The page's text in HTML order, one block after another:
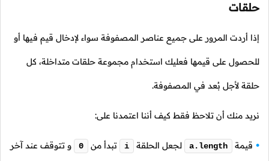
حلقات
إذا أردت المرور على جميع عناصر المصفوفة سواء لإدخال قيم فيها أو
للحصول على قيمها فعليك استخدام مجموعة حلقات متداخلة، كل
حلقة لأجل بُعد في المصفوفة.
نريد منك أن تلاحظ فقط كيف أننا اعتمدنا على:
قيمة a.length لجعل الحلقة i تبدأ من 0 و تتوقف عند آخر